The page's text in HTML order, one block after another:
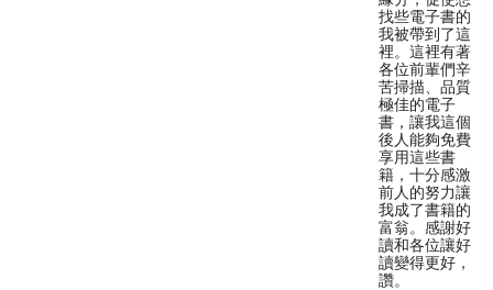
找些電子書的
我被帶到了這
裡。這裡有著
各位前輩們辛
苦掃描、品質
極佳的電子
書，讓我這個
後人能夠免費
享用這些書
籍，十分感激
前人的努力讓
我成了書籍的
富翁。感謝好
讀和各位讓好
讀變得更好，
讚。